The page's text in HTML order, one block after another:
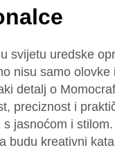
svijetu uredske
nisu samo olovke
detalj o
preciznost i
jasnoćom i stilom.
budu kreativni